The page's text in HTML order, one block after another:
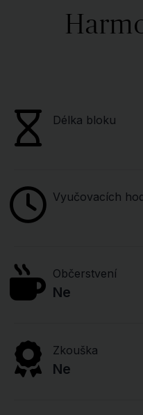
Délka bloku
Vyučovacích
Občerstvení
Ne
Zkouška
Ne